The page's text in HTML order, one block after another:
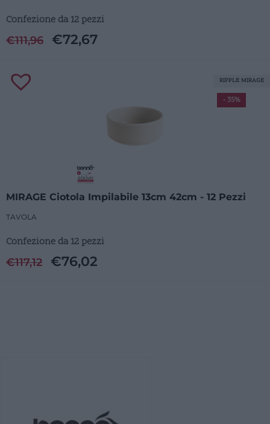
Confezione da 12 pezzi
€111,96 €72,67
MIRAGE Ciotola Impilabile 13cm 42cm - 12 Pezzi
TAVOLA
Confezione da 12 pezzi
€117,12 €76,02
- 35%
RIPPLE MIRAGE